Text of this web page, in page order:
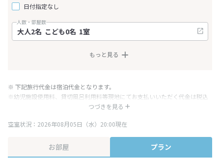
日付指定なし
人数・部屋数
もっと見る
つづきを見る
※ 下記旅行代金は宿泊代金となります。
※幼児施設使用料、貸切風呂利用料等現地にてお支払いいただく代金は税込
み表記となりますが、消費税増税に伴い代金が一部変更となる場合がござい
※表示されている旅行代金・プラン内容は一定時間ごとに更新されます。最
空室状況：2026年08月05日（水）20:00現在
お部屋 プラン